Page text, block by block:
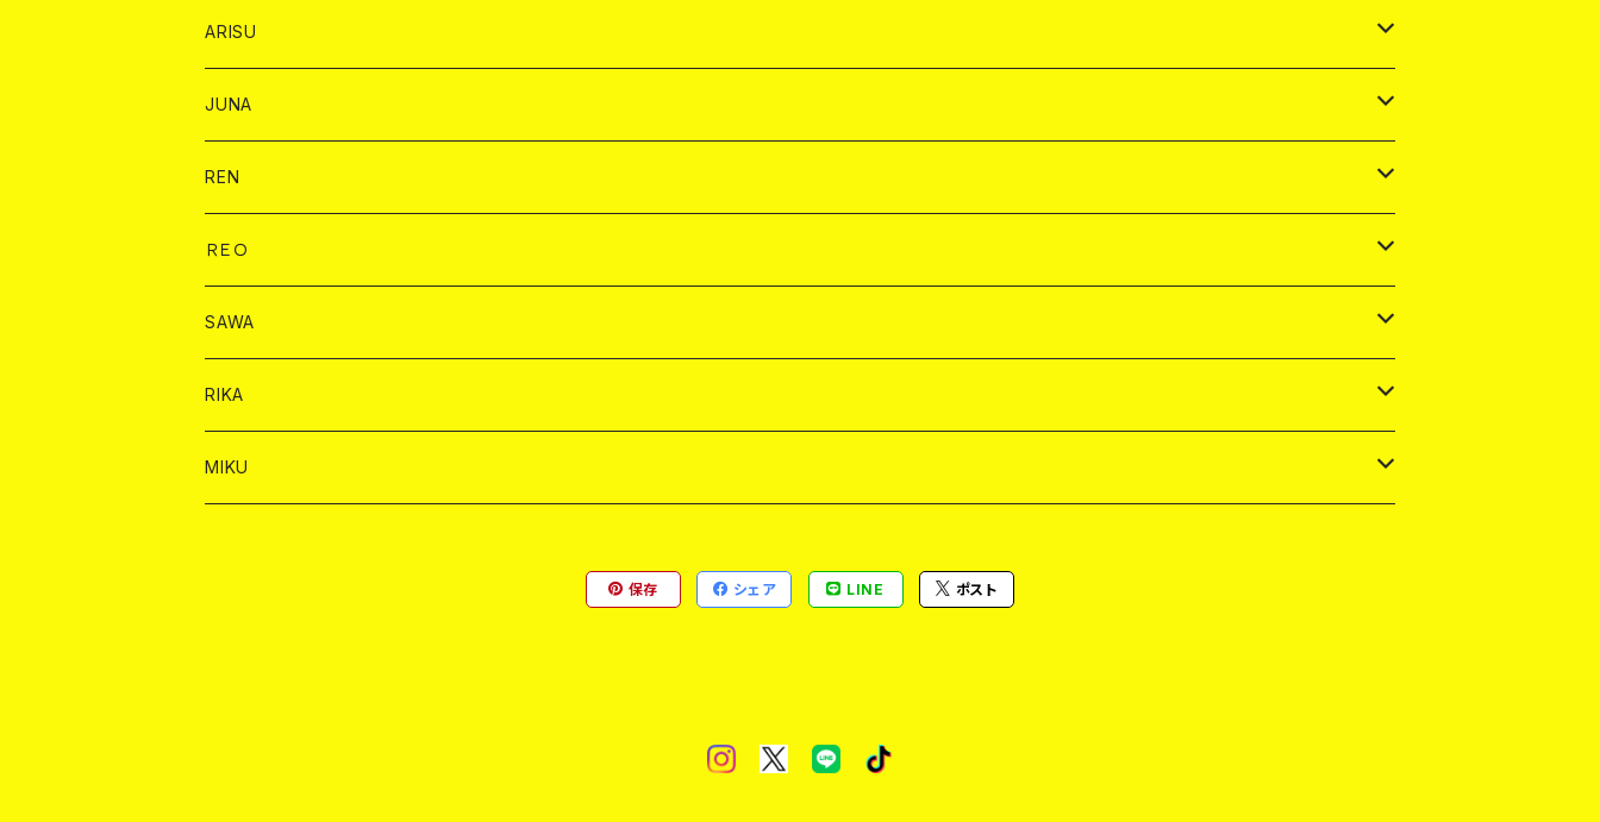
ショット
ドリンク
シャンパン
ドリンク
チェキ
バイカ
ドリンク
ドリンク
ヤードグラス
チェキ
ARISU
バイカ
ドリンク
ドリンク
シャンパン
チェキ
JUNA
バイカ
ドリンク
シャンパン
ヤードグラス
チェキ
REN
バイカ
ドリンク
ショット
シャンパン
チェキ
ＲＥＯ
ドリンク
シャンパン
ショット
バイカ
チェキ
SAWA
ドリンク
シャンパン
バイカ
RIKA
ドリンク
MIKU
保存 シェア LINE ポスト